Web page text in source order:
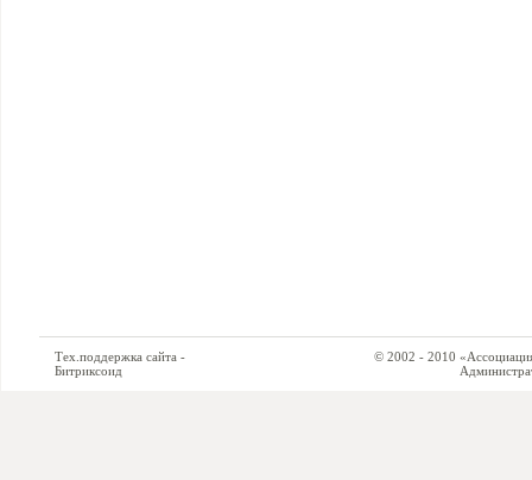
Тех.поддержка сайта -
Битриксоид
© 2002 - 2010 «Ассоциация